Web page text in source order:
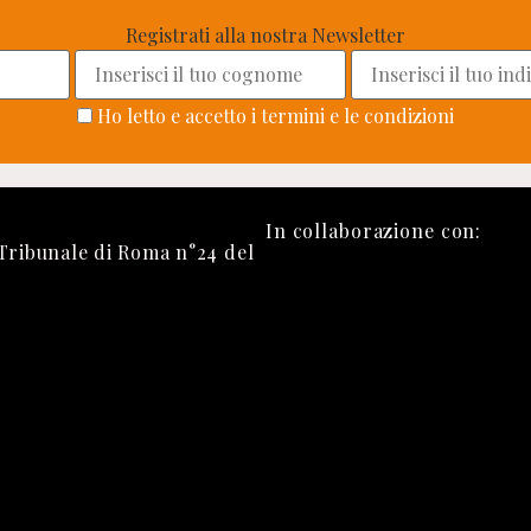
Registrati alla nostra Newsletter
Ho letto e accetto i termini e le condizioni
di Roma n°24 del
In collaborazione con: